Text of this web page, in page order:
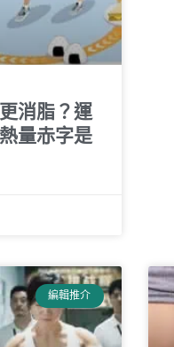
消脂？運
量赤字是
編輯推介